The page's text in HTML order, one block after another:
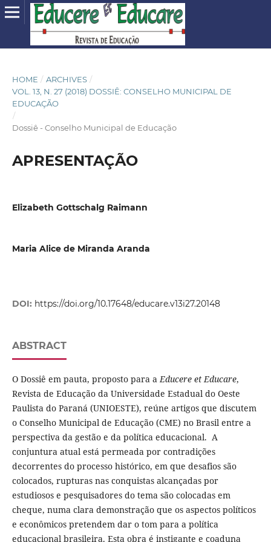
HOME / ARCHIVES /
VOL. 13, N. 27 (2018) DOSSIÊ: CONSELHO MUNICIPAL DE
EDUCAÇÃO
/
Dossiê - Conselho Municipal de Educação
APRESENTAÇÃO
Elizabeth Gottschalg Raimann
Maria Alice de Miranda Aranda
DOI: https://doi.org/10.17648/educare.v13i27.20148
ABSTRACT
O Dossiê em pauta, proposto para aEducere et Educare,
Revista de Educação da Universidade Estadual do Oeste
Paulista do Paraná (UNIOESTE), reúne artigos que discutem
o Conselho Municipal de Educação (CME) no Brasil entre a
perspectiva da gestão e da política educacional. A
conjuntura atual está permeada por contradições
decorrentes do processo histórico, em que desafios são
colocados, rupturas nas conquistas alcançadas por
estudiosos e pesquisadores do tema são colocadas em
cheque, numa clara demonstração que os aspectos políticos
e econômicos pretendem dar o tom para a política
educacional brasileira. Esta obra é instigante e coaduna